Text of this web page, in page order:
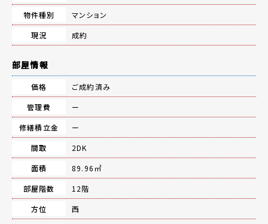
物件種別
マンション
現況
成約
部屋情報
価格
ご成約済み
管理費
ー
修繕積立金
ー
間取
2DK
面積
89.96㎡
部屋階数
12階
方位
西